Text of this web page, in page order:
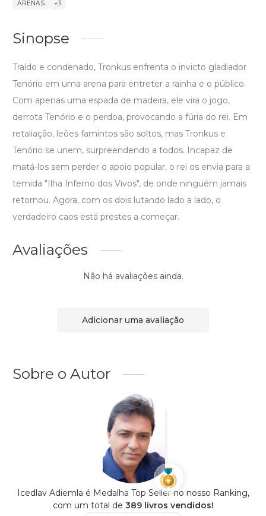
ARENAS
+3
Sinopse
Traído e condenado, Tronkus enfrenta o invicto gladiador
Tenório em uma arena para entreter a rainha e o público.
Com apenas uma espada de madeira, ele vira o jogo,
derrota Tenório e o perdoa, provocando a fúria do rei. Em
retaliação, leões famintos são soltos, mas Tronkus e
Tenório se unem, surpreendendo a todos. Incapaz de
matá-los sem perder o apoio popular, o rei os envia para a
temida "Ilha Inferno dos Vivos", de onde ninguém jamais
retornou. Agora, com os dois lutando lado a lado, o
verdadeiro caos está prestes a começar.
Avaliações
Não há avaliações ainda.
Adicionar uma avaliação
Sobre o Autor
Icedlav Adiemla é Medalha Top Seller no nosso Ranking,
com um total de 389 livros vendidos!